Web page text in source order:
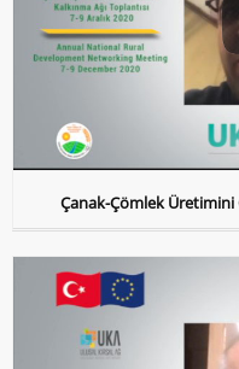
Çanak-Çömlek Üretimini